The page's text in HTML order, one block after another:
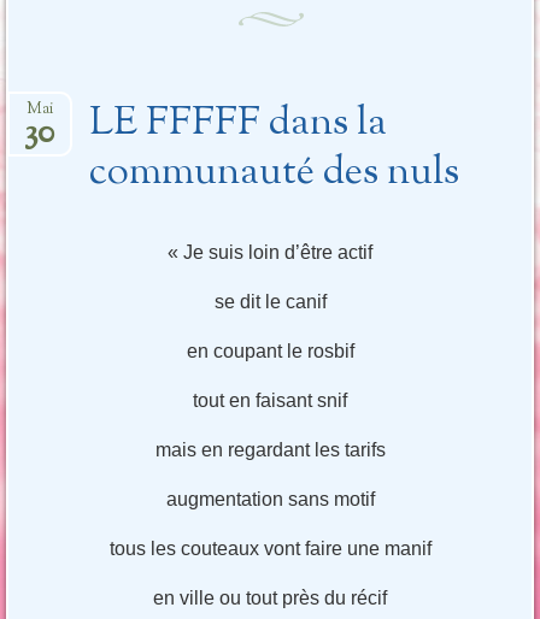
LE FFFFF dans la
communauté des nuls
Mai
30
« Je suis loin d’être actif
se dit le canif
en coupant le rosbif
tout en faisant snif
mais en regardant les tarifs
augmentation sans motif
tous les couteaux vont faire une manif
en ville ou tout près du récif